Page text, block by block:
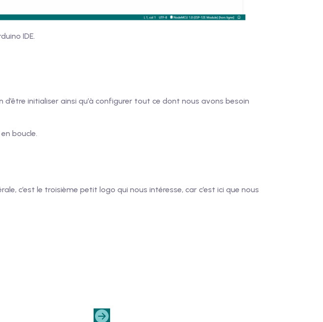
IDE.
initialiser ainsi qu’à configurer tout ce dont nous avons besoin
boucle.
c’est le troisième petit logo qui nous intéresse, car c’est ici que nous